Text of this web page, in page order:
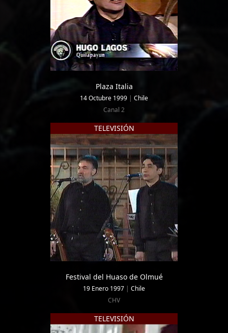
Plaza Italia
14 Octubre 1999 | Chile
Canal 2
TELEVISIÓN
Festival del Huaso de Olmué
19 Enero 1997 | Chile
CHV
TELEVISIÓN